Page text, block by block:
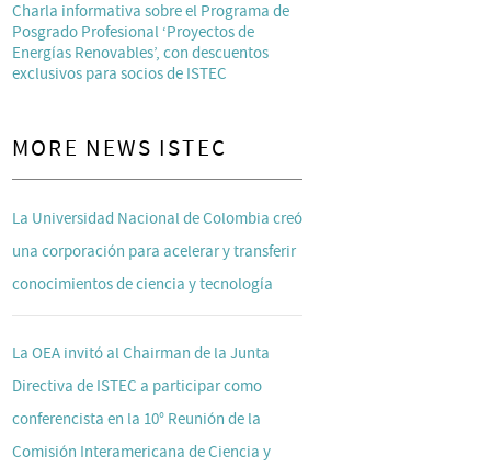
Charla informativa sobre el Programa de
Posgrado Profesional ‘Proyectos de
Energías Renovables’, con descuentos
exclusivos para socios de ISTEC
MORE NEWS ISTEC
La Universidad Nacional de Colombia creó
una corporación para acelerar y transferir
conocimientos de ciencia y tecnología
La OEA invitó al Chairman de la Junta
Directiva de ISTEC a participar como
conferencista en la 10° Reunión de la
Comisión Interamericana de Ciencia y